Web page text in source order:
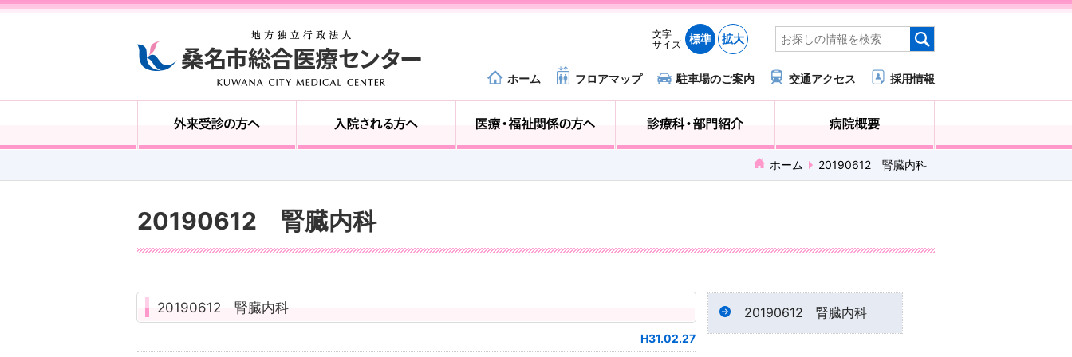
文字
サイズ
標準 拡大
ホーム フロアマップ 駐車場のご案内 交通アクセス 採用情報
ホーム 20190612 腎臓内科
20190612 腎臓内科
20190612 腎臓内科
H31.02.27
20190612 腎臓内科